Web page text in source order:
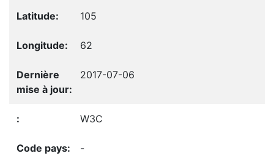
105
62
2017-07-06
W3C
-